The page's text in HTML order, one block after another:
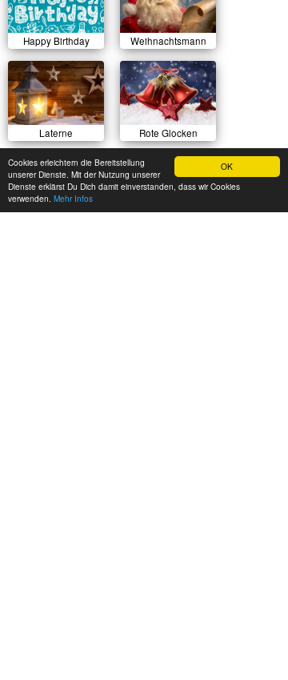
OK
Cookies erleichtern die Bereitstellung
unserer Dienste. Mit der Nutzung unserer
Dienste erklärst Du Dich damit einverstanden, dass wir Cookies
verwenden. Mehr Infos
Happy Birthday Weihnachtsmann
Laterne Rote Glocken